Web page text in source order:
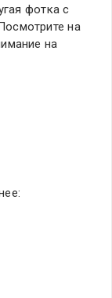
фотка с
на
на